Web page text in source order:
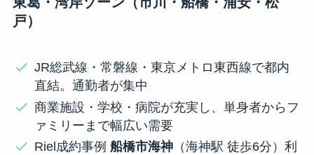
戸）
JR総武線・常磐線・東京メトロ東西線で都内
直結。通勤者が集中
商業施設・学校・病院が充実し、単身者からフ
ァミリーまで幅広い需要
Riel成約事例船橋市海神 （海神駅 徒歩6分）利